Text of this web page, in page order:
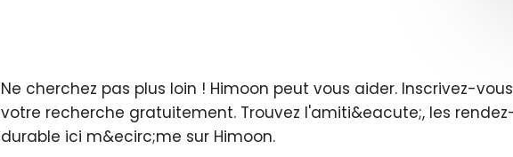
Ne cherchez pas plus loin ! Himoon peut vous aider. Inscrivez-
votre recherche gratuitement. Trouvez l'amiti&eacute;, les
durable ici m&ecirc;me sur Himoon.